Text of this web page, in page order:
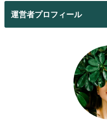
運営者プロフィール